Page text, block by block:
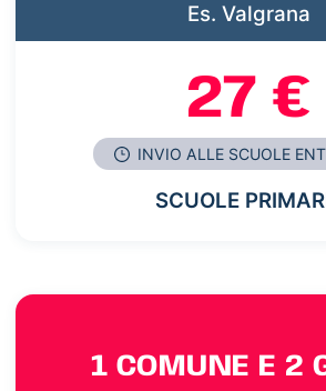
Es. Valgrana
27 €
INVIO ALLE SCUOLE
SCUOLE
1 COMUNE E 2